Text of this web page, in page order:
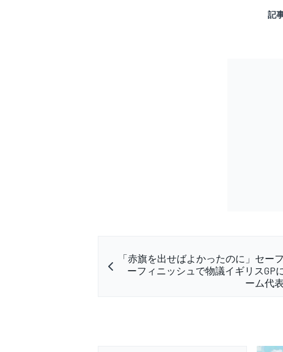
記
「赤旗を出せばよかったのに」セー
ーフィニッシュで物議イギリスGP
ーム代